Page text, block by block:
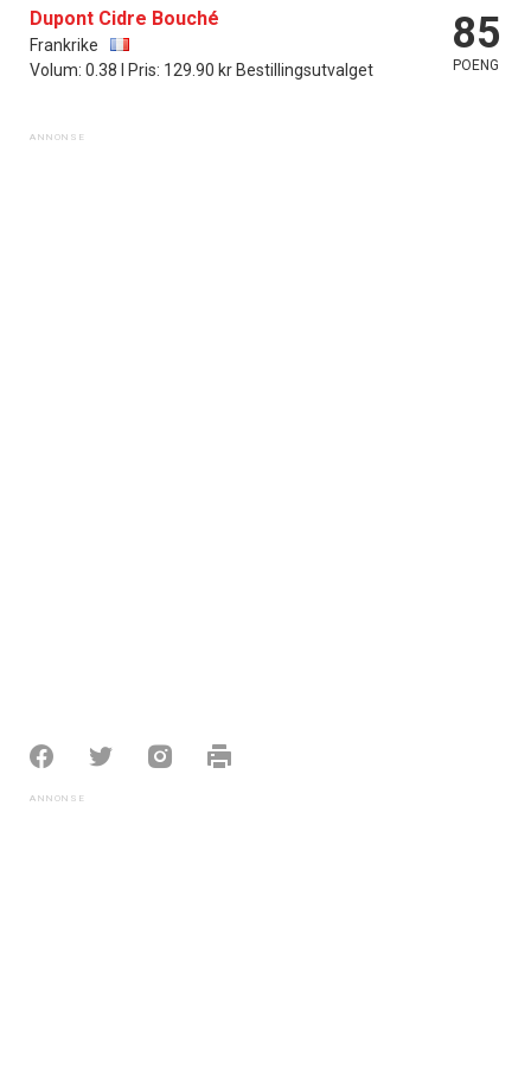
Dupont Cidre Bouché
Frankrike
Volum: 0.38 l Pris: 129.90 kr Bestillingsutvalget
85
POENG